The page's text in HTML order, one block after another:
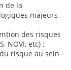
de la
majeurs
des risques
NOVI, etc) ;
risque au sein